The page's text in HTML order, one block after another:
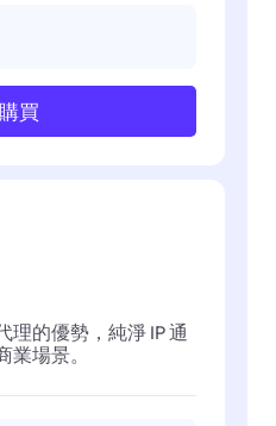
購買
理的優勢，純淨 IP 通
場景。